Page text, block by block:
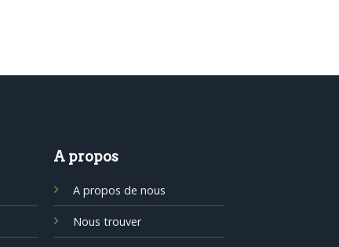
A propos
A propos de nous
Nous trouver